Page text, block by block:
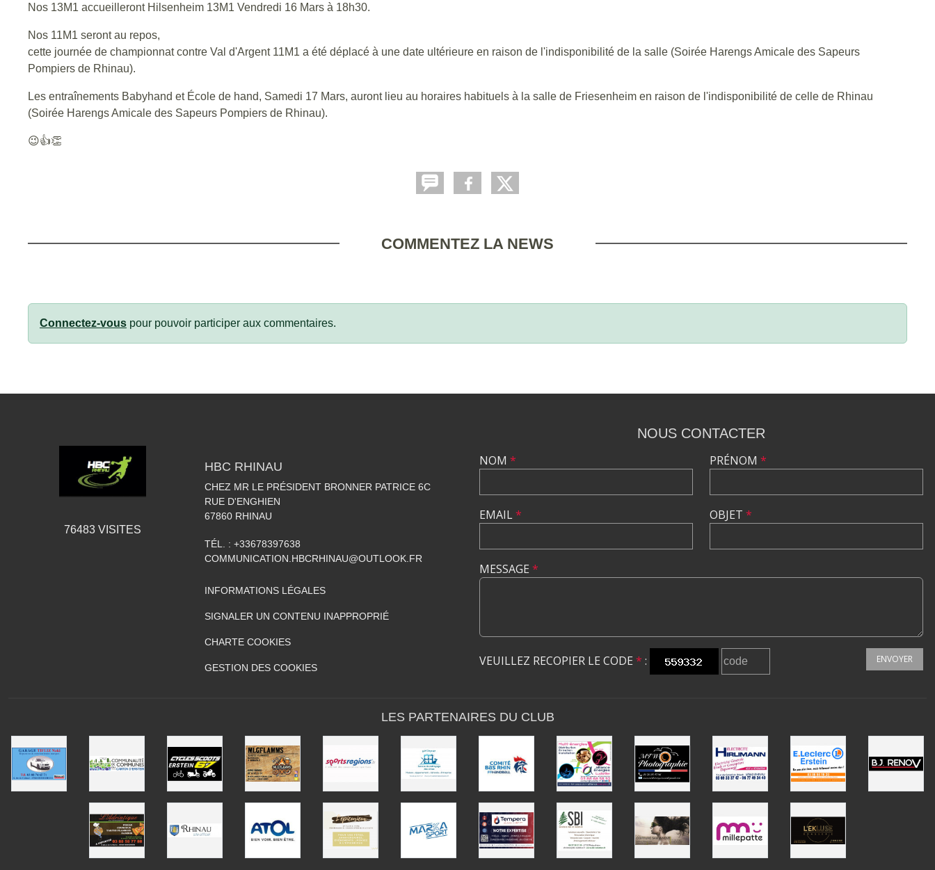
Nos 13M1 accueilleront Hilsenheim 13M1 Vendredi 16 Mars à 18h30.
Nos 11M1 seront au repos,
cette journée de championnat contre Val d'Argent 11M1 a été déplacé à une date ultérieure en raison de l'indisponibilité de la salle (Soirée Harengs Amicale des Sapeurs
Pompiers de Rhinau).
Les entraînements Babyhand et École de hand, Samedi 17 Mars, auront lieu au horaires habituels à la salle de Friesenheim en raison de l'indisponibilité de celle de Rhinau
(Soirée Harengs Amicale des Sapeurs Pompiers de Rhinau).
😉👍👏
COMMENTEZ LA NEWS
Connectez-vous pour pouvoir participer aux commentaires.
76483VISITES
HBC RHINAU
CHEZ MR LE PRÉSIDENT BRONNER PATRICE 6C
RUE D'ENGHIEN
67860 RHINAU
TÉL. : +33678397638
COMMUNICATION.HBCRHINAU@OUTLOOK.FR
INFORMATIONS LÉGALES
SIGNALER UN CONTENU INAPPROPRIÉ
CHARTE COOKIES
GESTION DES COOKIES
NOUS CONTACTER
NOM *
EMAIL*
PRÉNOM *
OBJET *
MESSAGE *
VEUILLEZ RECOPIER LE CODE * : ENVOYER
LES PARTENAIRES DU CLUB